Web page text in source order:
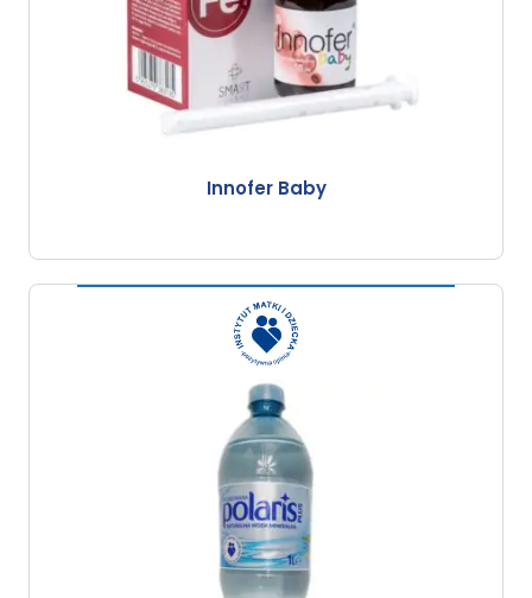
Innofer Baby